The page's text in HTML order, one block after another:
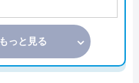
っと見る